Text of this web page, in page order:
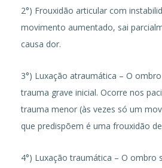
2°) Frouxidão articular com
movimento aumentado, sai
causa dor.
3°) Luxação atraumática – O
trauma grave inicial. Ocorre nos
trauma menor (às vezes só um
que predispõem é uma frouxidão
4°) Luxação traumática – O ombro